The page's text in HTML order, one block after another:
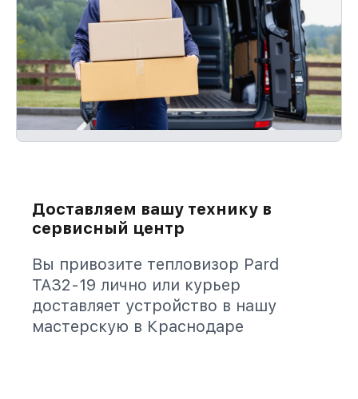
Доставляем вашу технику в
сервисный центр
Вы привозите тепловизор Pard
TA32-19 лично или курьер
доставляет устройство в нашу
мастерскую в Краснодаре